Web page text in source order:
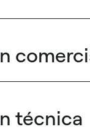
técnica